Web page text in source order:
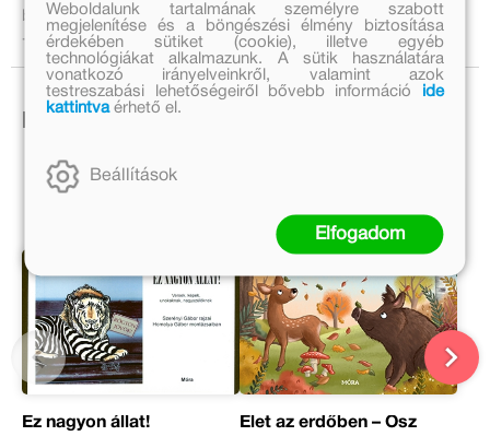
bemutatása - Szórakoztató felfedeznivalók és meglepetések
- Finommotorikus készségek fejlesztése
Ez nagyon állat! Élet az erdőben – Ősz
Weboldalunk tartalmának személyre szabott
megjelenítése és a böngészési élmény biztosítása
érdekében sütiket (cookie), illetve egyéb
technológiákat alkalmazunk. A sütik használatára
vonatkozó irányelveinkről, valamint azok
testreszabási lehetőségeiről bővebb információ
ide
kattintvaérhető el.
Beállítások
Elfogadom